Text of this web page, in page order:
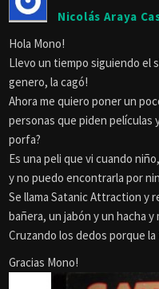
Nicolás Araya
Hola Mono!
Llevo un tiempo siguiendo el
genero, la cagó!
Ahora me quiero poner un
personas que piden películas
porfa?
Es una peli que vi cuando
y no puedo encontrarla por
Se llama Satanic Attraction y
bañera, un jabón y un hacha y
Cruzando los dedos porque
Gracias Mono!